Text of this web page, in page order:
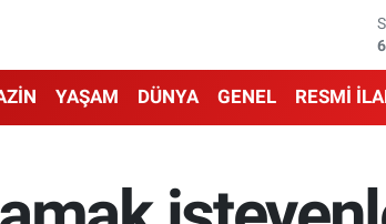
YAŞAM DÜNYA GENEL RESMİ